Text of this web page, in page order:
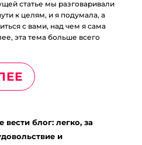
статье мы разговаривали
к целям, и я подумала, а
с вами, над чем я сама
эта тема больше всего
вести блог: легко, за
и